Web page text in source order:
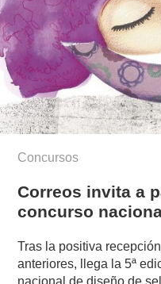
Concursos
Correos invita a
concurso
Tras la positiva
anteriores, llega la 5ª
nacional de diseño de